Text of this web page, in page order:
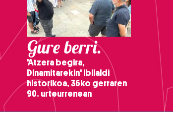
Gure berri.
'Atzera begira,
Dinamitarekin' ibilaldi
historikoa, 36ko gerraren
90. urteurrenean